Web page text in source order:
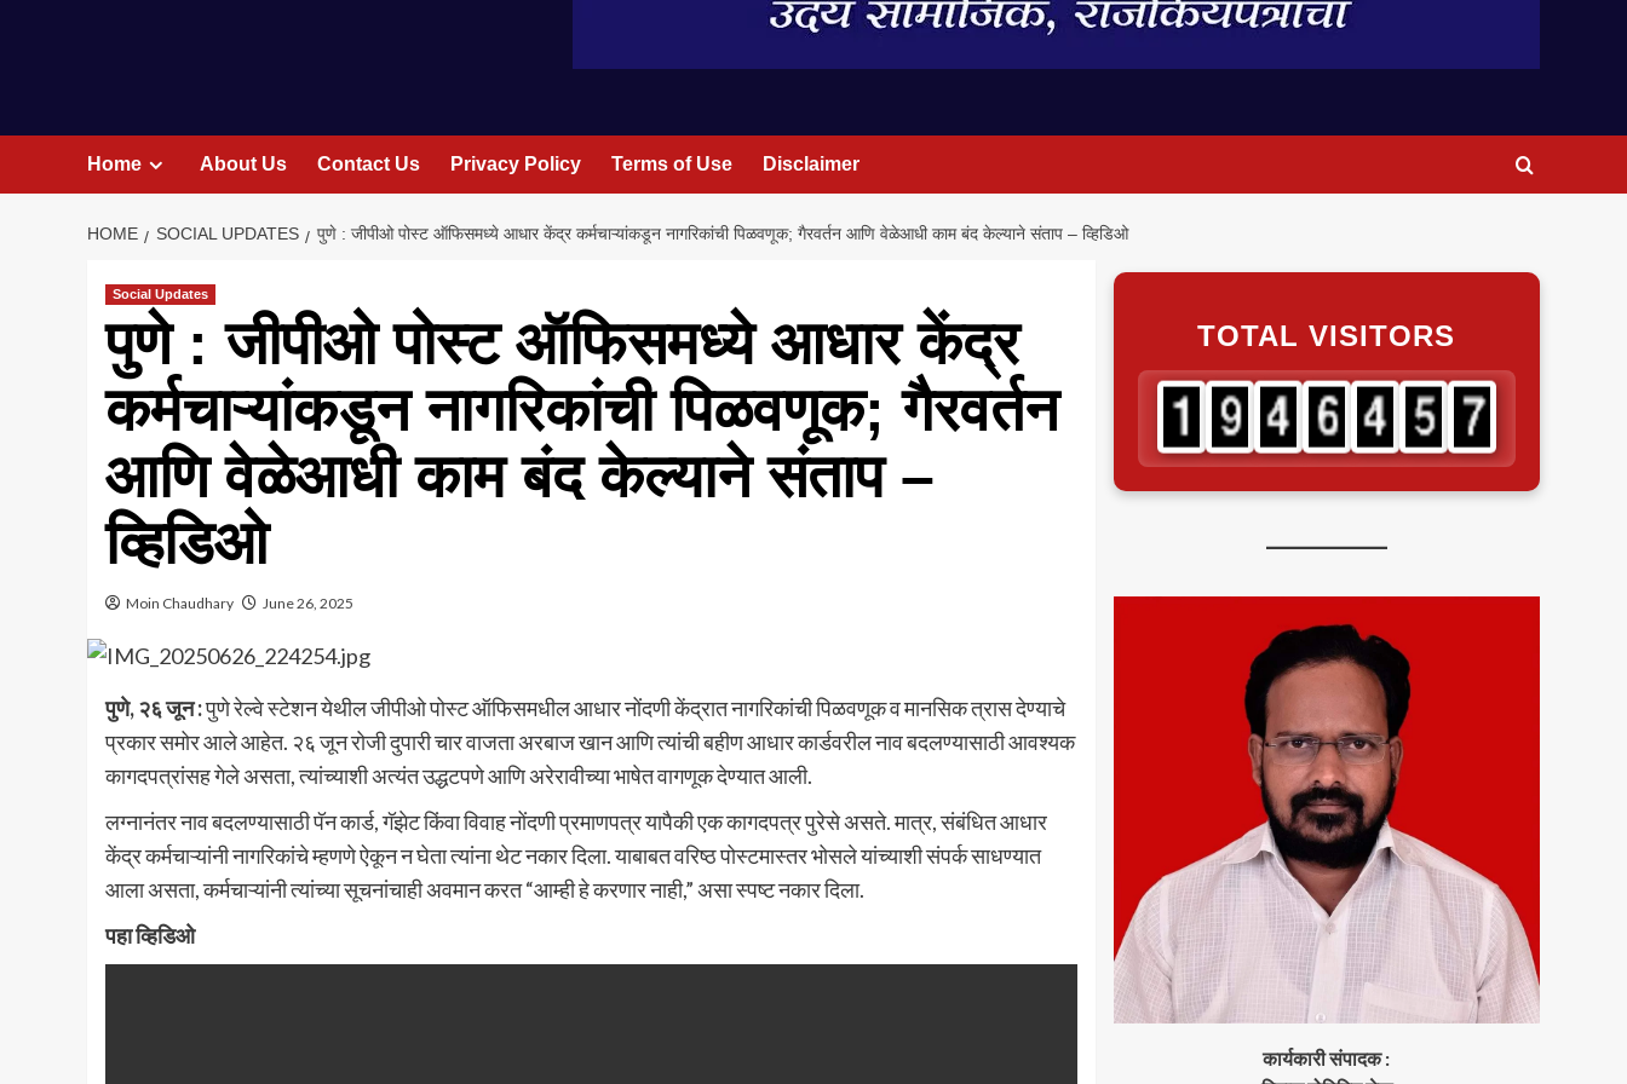
Home About Us Contact Us Privacy Policy Terms of Use Disclaimer
HOME SOCIAL UPDATES पुणे : जीपीओ पोस्ट ऑफिसमध्ये आधार केंद्र कर्मचाऱ्यांकडून नागरिकांची पिळवणूक; गैरवर्तन आणि वेळेआधी काम बंद केल्याने संताप – व्हिडिओ
Social Updates
पुणे : जीपीओ पोस्ट ऑफिसमध्ये आधार केंद्र
कर्मचाऱ्यांकडून नागरिकांची पिळवणूक; गैरवर्तन
आणि वेळेआधी काम बंद केल्याने संताप –
व्हिडिओ
Moin Chaudhary June 26, 2025
पुणे, २६ जून :पुणे रेल्वे स्टेशन येथील जीपीओ पोस्ट ऑफिसमधील आधार नोंदणी केंद्रात नागरिकांची पिळवणूक व मानसिक त्रास देण्याचे
प्रकार समोर आले आहेत. २६ जून रोजी दुपारी चार वाजता अरबाज खान आणि त्यांची बहीण आधार कार्डवरील नाव बदलण्यासाठी आवश्यक
कागदपत्रांसह गेले असता, त्यांच्याशी अत्यंत उद्धटपणे आणि अरेरावीच्या भाषेत वागणूक देण्यात आली.
लग्नानंतर नाव बदलण्यासाठी पॅन कार्ड, गॅझेट किंवा विवाह नोंदणी प्रमाणपत्र यापैकी एक कागदपत्र पुरेसे असते. मात्र, संबंधित आधार
केंद्र कर्मचाऱ्यांनी नागरिकांचे म्हणणे ऐकून न घेता त्यांना थेट नकार दिला. याबाबत वरिष्ठ पोस्टमास्तर भोसले यांच्याशी संपर्क साधण्यात
आला असता, कर्मचाऱ्यांनी त्यांच्या सूचनांचाही अवमान करत “आम्ही हे करणार नाही,” असा स्पष्ट नकार दिला.
पहा व्हिडिओ
TOTAL VISITORS
कार्यकारी संपादक :